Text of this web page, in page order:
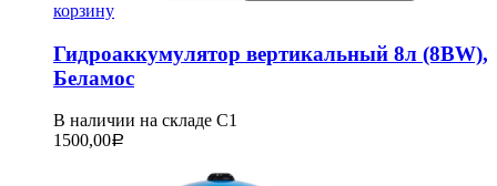
корзину
Гидроаккумулятор вертикальный 8л (8BW),
Беламос
В наличии на складе С1
1500,00Р